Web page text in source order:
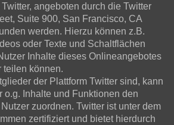
angeboten durch die Twitter
Suite 900, San Francisco, CA
werden. Hierzu können z.B.
oder Texte und Schaltflächen
Inhalte dieses Onlineangebotes
teilen können.
der Plattform Twitter sind, kann
o.g. Inhalte und Funktionen den
zuordnen. Twitter ist unter dem
zertifiziert und bietet hierdurch